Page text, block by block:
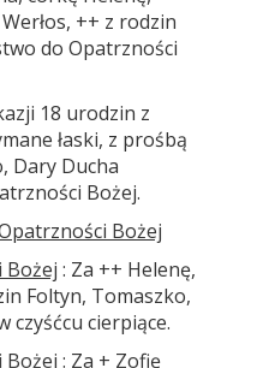
++ z rodzin
do Opatrzności
18 urodzin z
łaski, z prośbą
Dary Ducha
Bożej.
Bożej
Bożej : Za ++ Helenę,
Foltyn, Tomaszko,
czyśćcu cierpiące.
Bożej : Za + Zofię